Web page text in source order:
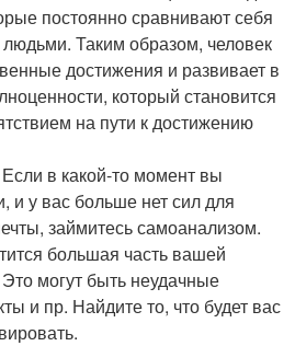
постоянно сравнивают себя
Таким образом, человек
достижения и развивает в
который становится
на пути к достижению
в какой-то момент вы
и у вас больше нет сил для
займитесь самоанализом.
большая часть вашей
могут быть неудачные
и пр. Найдите то, что будет вас